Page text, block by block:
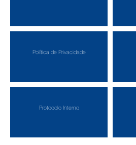
Política de Privacidade
Protocolo Interno